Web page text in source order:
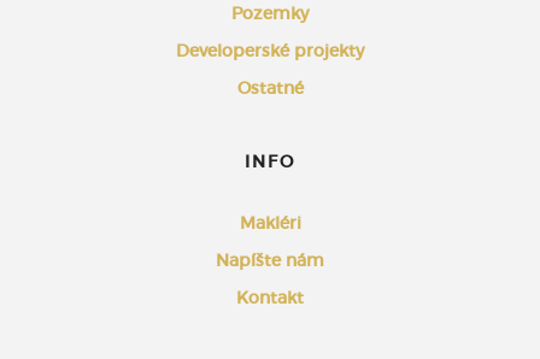
Pozemky
Developerské projekty
Ostatné
INFO
Makléri
Napíšte nám
Kontakt